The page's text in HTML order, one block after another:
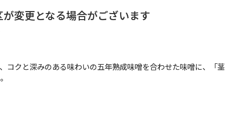
変更となる場合がございます
コクと深みのある味わいの五年熟成味噌を合わせた味噌に、「茎